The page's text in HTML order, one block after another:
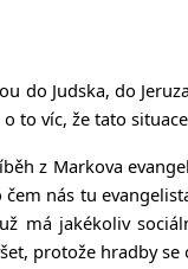
Judska, do
to víc, že tato
z Markova
nás tu
má jakékoliv
protože hradby se